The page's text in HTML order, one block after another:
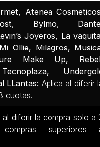
Atenea
Bylmo,
Joyeros, La
Ollie, Milagros,
Make Up,
LLantas: Aplica al diferir
cuotas.
al diferir la compra solo a
superiores